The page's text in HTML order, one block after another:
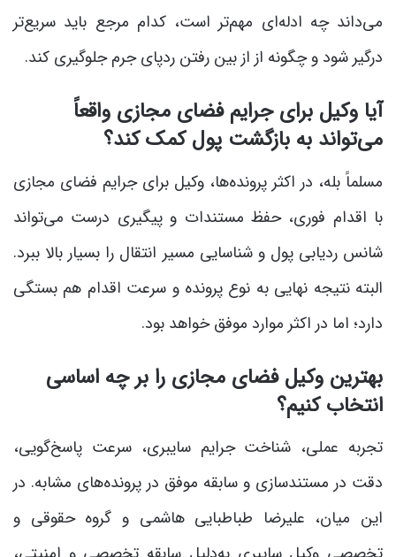
می‌داند چه ادله‌ای مهم‌تر است، کدام مرجع باید سریع‌تر
درگیر شود و چگونه از از بین رفتن ردپای جرم جلوگیری کند.
آیا وکیل برای جرایم فضای مجازی واقعاً
می‌تواند به بازگشت پول کمک کند؟
مسلماً بله، در اکثر پرونده‌ها، وکیل برای جرایم فضای مجازی
با اقدام فوری، حفظ مستندات و پیگیری درست می‌تواند
شانس ردیابی پول و شناسایی مسیر انتقال را بسیار بالا ببرد.
البته نتیجه نهایی به نوع پرونده و سرعت اقدام هم بستگی
دارد؛ اما در اکثر موارد موفق خواهد بود.
بهترین وکیل فضای مجازی را بر چه اساسی
انتخاب کنیم؟
تجربه عملی، شناخت جرایم سایبری، سرعت پاسخ‌گویی،
دقت در مستندسازی و سابقه موفق در پرونده‌های مشابه. در
این میان، علیرضا طباطبایی هاشمی و گروه حقوقی و